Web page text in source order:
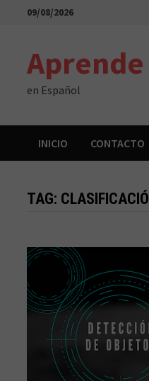
09/08/2026
en Español
INICIO CONTACTO
TAG: